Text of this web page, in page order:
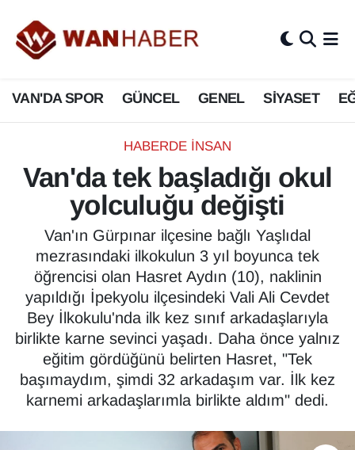
VAN'DA SPOR GÜNCEL GENEL SİYASET
HABERDE İNSAN
Van'da tek başladığı okul
yolculuğu değişti
Van'ın Gürpınar ilçesine bağlı Yaşlıdal
mezrasındaki ilkokulun 3 yıl boyunca tek
öğrencisi olan Hasret Aydın (10), naklinin
yapıldığı İpekyolu ilçesindeki Vali Ali Cevdet
Bey İlkokulu'nda ilk kez sınıf arkadaşlarıyla
birlikte karne sevinci yaşadı. Daha önce yalnız
eğitim gördüğünü belirten Hasret, "Tek
başımaydım, şimdi 32 arkadaşım var. İlk kez
karnemi arkadaşlarımla birlikte aldım" dedi.
3.SAYFA
ASAYİŞ
BİLİM VE TEKNOLOJİ
Biyografi
Bölge Haberleri
ÇEVRE
Deprem
Dernekler, Odalar
Diğer
Van Nöbetçi Eczaneler
Van Hava Durumu
Van Namaz Vakitleri
Van Trafik Yoğunluk Haritası
Süper Lig Puan Durumu ve Fikstür
Tüm Manşetler
Son Dakika Haberleri
Haber Arşivi